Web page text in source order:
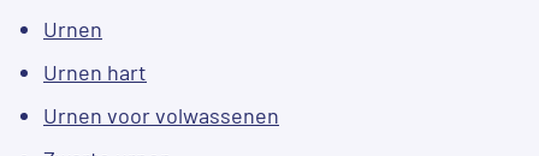
Urnen
Urnen hart
Urnen voor volwassenen